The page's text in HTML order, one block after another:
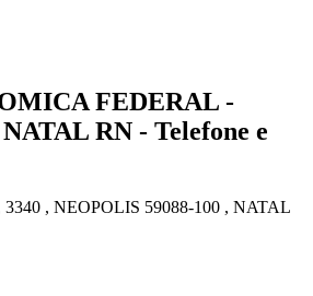
FEDERAL -
RN - Telefone e
, NEOPOLIS 59088-100 , NATAL